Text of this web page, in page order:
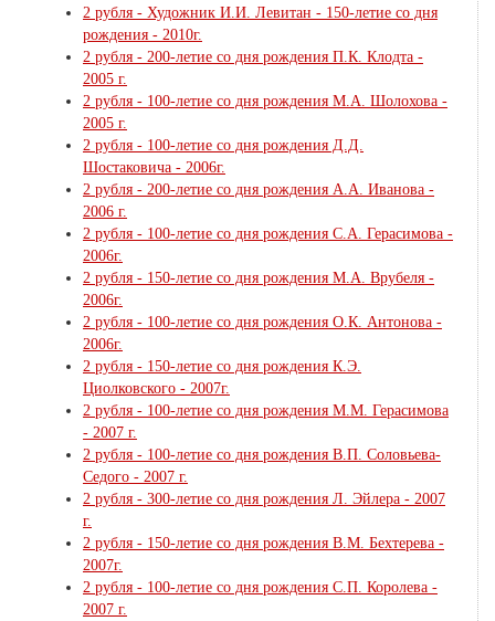
2 рубля - Художник И.И. Левитан - 150-летие со дня
рождения - 2010г.
2 рубля - 200-летие со дня рождения П.К. Клодта -
2005 г.
2 рубля - 100-летие со дня рождения М.А. Шолохова -
2005 г.
2 рубля - 100-летие со дня рождения Д.Д.
Шостаковича - 2006г.
2 рубля - 200-летие со дня рождения А.А. Иванова -
2006 г.
2 рубля - 100-летие со дня рождения С.А. Герасимова -
2006г.
2 рубля - 150-летие со дня рождения М.А. Врубеля -
2006г.
2 рубля - 100-летие со дня рождения О.К. Антонова -
2006г.
2 рубля - 150-летие со дня рождения К.Э.
Циолковского - 2007г.
2 рубля - 100-летие со дня рождения М.М. Герасимова
- 2007 г.
2 рубля - 100-летие со дня рождения В.П. Соловьева-
Седого - 2007 г.
2 рубля - 300-летие со дня рождения Л. Эйлера - 2007
г.
2 рубля - 150-летие со дня рождения В.М. Бехтерева -
2007г.
2 рубля - 100-летие со дня рождения С.П. Королева -
2007 г.